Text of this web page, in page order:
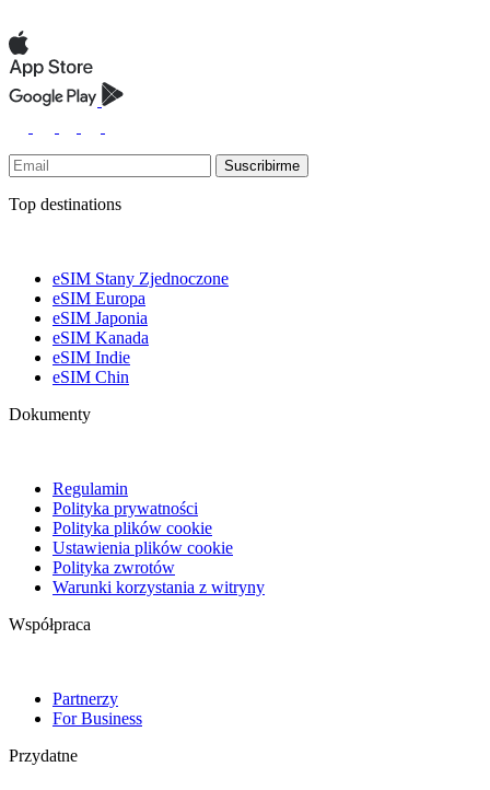
Suscribirme
Top destinations
eSIM Stany Zjednoczone
eSIM Europa
eSIM Japonia
eSIM Kanada
eSIM Indie
eSIM Chin
Dokumenty
Regulamin
Polityka prywatności
Polityka plików cookie
Ustawienia plików cookie
Polityka zwrotów
Warunki korzystania z witryny
Współpraca
Partnerzy
For Business
Przydatne